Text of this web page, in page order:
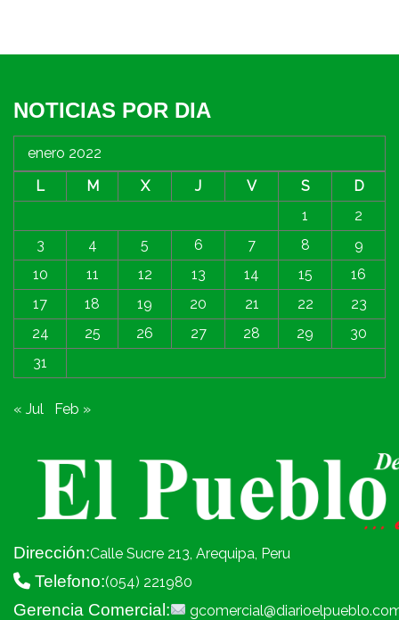
NOTICIAS POR DIA
enero 2022
L
M X J V S
D
1
2
3
4 5 6 7 8
9
10
11 12 13 14 15
16
17
18 19 20 21 22
23
24
25 26 27 28 29
30
31
« Jul Feb »
Dirección:Calle Sucre 213, Arequipa, Peru
Telefono:(054) 221980
Gerencia Comercial: